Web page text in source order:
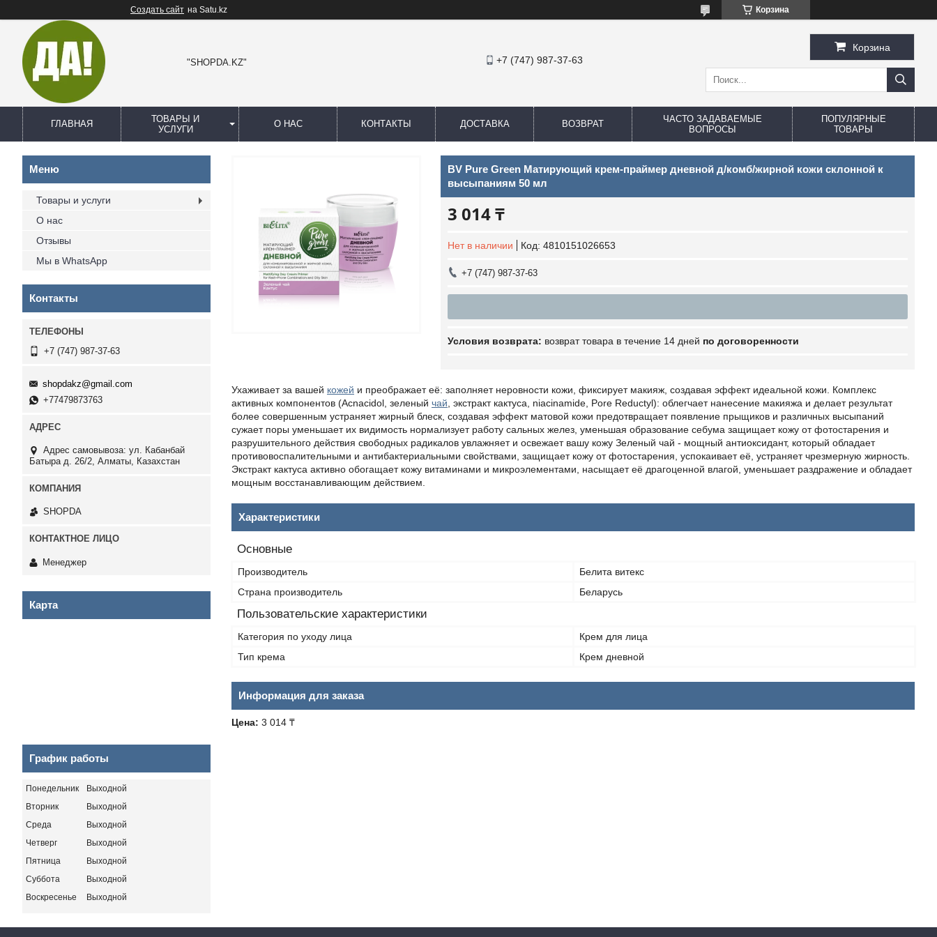
Создать сайт на Satu.kz Корзина
"SHOPDA.KZ" +7 (747) 987-37-63
Корзина
ГЛАВНАЯ
ТОВАРЫ И
УСЛУГИ
О НАС КОНТАКТЫ ДОСТАВКА ВОЗВРАТ
ЧАСТО ЗАДАВАЕМЫЕ
ВОПРОСЫ
ПОПУЛЯРНЫЕ
ТОВАРЫ
BV Pure Green Матирующий крем-праймер дневной д/комб/жирной кожи склонной к
высыпаниям 50 мл
3 014 ₸
Нет в наличии Код: 4810151026653
+7 (747) 987-37-63
возврат товара в течение 14 дней по договоренности
Ухаживает за вашей кожей и преображает её: заполняет неровности кожи, фиксирует макияж, создавая эффект идеальной кожи. Комплекс
активных компонентов (Acnacidol, зеленый чай , экстракт кактуса, niacinamide, Pore Reductyl): облегчает нанесение макияжа и делает результат
более совершенным устраняет жирный блеск, создавая эффект матовой кожи предотвращает появление прыщиков и различных высыпаний
сужает поры уменьшает их видимость нормализует работу сальных желез, уменьшая образование себума защищает кожу от фотостарения и
разрушительного действия свободных радикалов увлажняет и освежает вашу кожу Зеленый чай - мощный антиоксидант, который обладает
противовоспалительными и антибактериальными свойствами, защищает кожу от фотостарения, успокаивает её, устраняет чрезмерную жирность.
Экстракт кактуса активно обогащает кожу витаминами и микроэлементами, насыщает её драгоценной влагой, уменьшает раздражение и обладает
мощным восстанавливающим действием.
Характеристики
Основные
Производитель
Белита витекс
Страна производитель
Беларусь
Пользовательские характеристики
Категория по уходу лица
Крем для лица
Тип крема
Крем дневной
Информация для заказа
Цена: 3 014 ₸
Товары и услуги
О нас
Отзывы
Мы в WhatsApp
Контакты
+7 (747) 987-37-63
shopdakz@gmail.com
+77479873763
Адрес самовывоза: ул. Кабанбай
Батыра д. 26/2, Алматы, Казахстан
SHOPDA
Менеджер
Карта
График работы
Понедельник
Выходной
Вторник
Выходной
Среда
Выходной
Четверг
Выходной
Пятница
Выходной
Суббота
Выходной
Воскресенье
Выходной